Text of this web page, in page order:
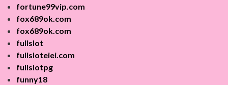
fortune99vip.com
fox689ok.com
fox689ok.com
fullslot
fullsloteiei.com
fullslotpg
funny18